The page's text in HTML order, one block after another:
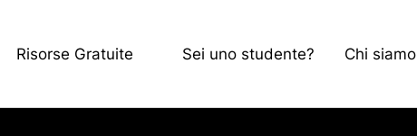
Risorse Gratuite Sei uno studente? Chi siamo